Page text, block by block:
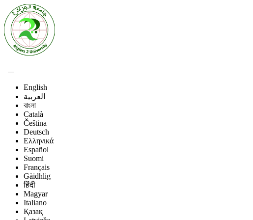
English
العربية
বাংলা
Català
Čeština
Deutsch
Ελληνικά
Español
Suomi
Français
Gàidhlig
हिंदी
Magyar
Italiano
Қазақ